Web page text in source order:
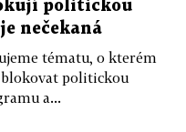
politickou
nečekaná
tématu, o kterém
blokovat politickou
a...